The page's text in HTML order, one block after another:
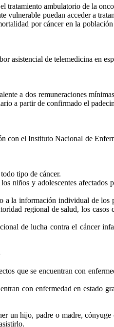
ambulatorio de la
puedan acceder a
por cáncer en la
asistencial de telemedicina en
a dos remuneraciones
a partir de confirmado el
con el Instituto Nacional de
tipo de cáncer.
niños y adolescentes afectados
la información individual de los
regional de salud, los casos
de lucha contra el cáncer
que se encuentran con
con enfermedad en estado
un hijo, padre o madre,